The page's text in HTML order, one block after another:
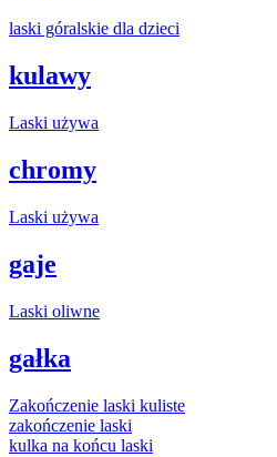
laski góralskie dla dzieci
kulawy
Laski używa
chromy
Laski używa
gaje
Laski oliwne
gałka
Zakończenie laski kuliste
zakończenie laski
kulka na końcu laski